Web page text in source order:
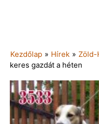
Kezdőlap » Hírek » Zöld-
keres gazdát a héten